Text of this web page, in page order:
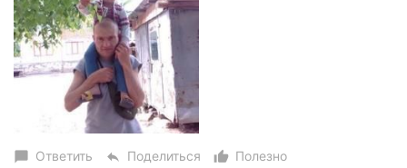
Луцк
Ужгород
Карпаты
chat_bubble Ответить reply Поделиться thumb_up_alt
Полезно